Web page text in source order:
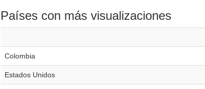
Países con más visualizaciones
Colombia
Estados Unidos